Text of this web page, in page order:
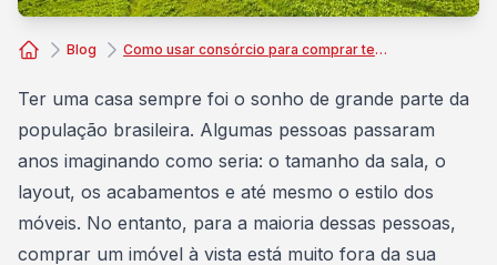
Blog Como usar consórcio para comprar terreno
Ter uma casa sempre foi o sonho de grande parte da
população brasileira. Algumas pessoas passaram
anos imaginando como seria: o tamanho da sala, o
layout, os acabamentos e até mesmo o estilo dos
móveis. No entanto, para a maioria dessas pessoas,
comprar um imóvel à vista está muito fora da sua